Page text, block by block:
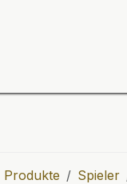
Produkte Spieler